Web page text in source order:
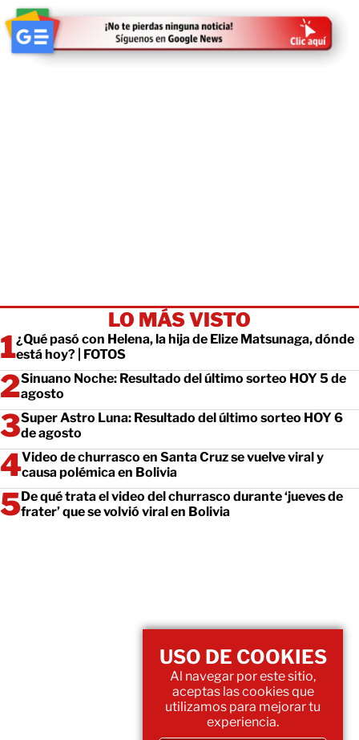
LO MÁS VISTO
¿Qué pasó con Helena, la hija de Elize Matsunaga, dónde
está hoy? | FOTOS
Sinuano Noche: Resultado del último sorteo HOY 5 de
agosto
Super Astro Luna: Resultado del último sorteo HOY 6
de agosto
Video de churrasco en Santa Cruz se vuelve viral y
causa polémica en Bolivia
De qué trata el video del churrasco durante ‘jueves de
frater’ que se volvió viral en Bolivia
USO DE COOKIES
Al navegar por este sitio,
aceptas las cookies que
utilizamos para mejorar tu
experiencia.